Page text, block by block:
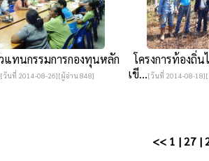
แทนกรรมการกองทุนหลัก
[วันที่ 2014-08-26][ผู้อ่าน 848]
โครงการท้องถิ่
เขี...[วันที่ 2014-08-
<< 1 |27 |